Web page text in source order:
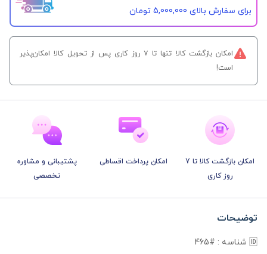
برای سفارش‌ بالای 5,000,000 تومان
امکان بازگشت کالا تنها تا ۷ روز کاری پس از تحویل کالا امکان‌پذیر
است!
امکان بازگشت کالا تا 7
روز کاری
امکان پرداخت اقساطی
پشتیبانی و مشاوره
تخصصی
توضیحات
🆔 شناسه : #465